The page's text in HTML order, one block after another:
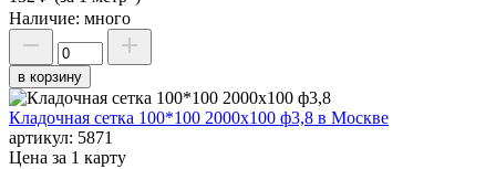
Наличие: много
в корзину
Кладочная сетка 100*100 2000х100 ф3,8 в Москве
артикул: 5871
Цена за 1 карту